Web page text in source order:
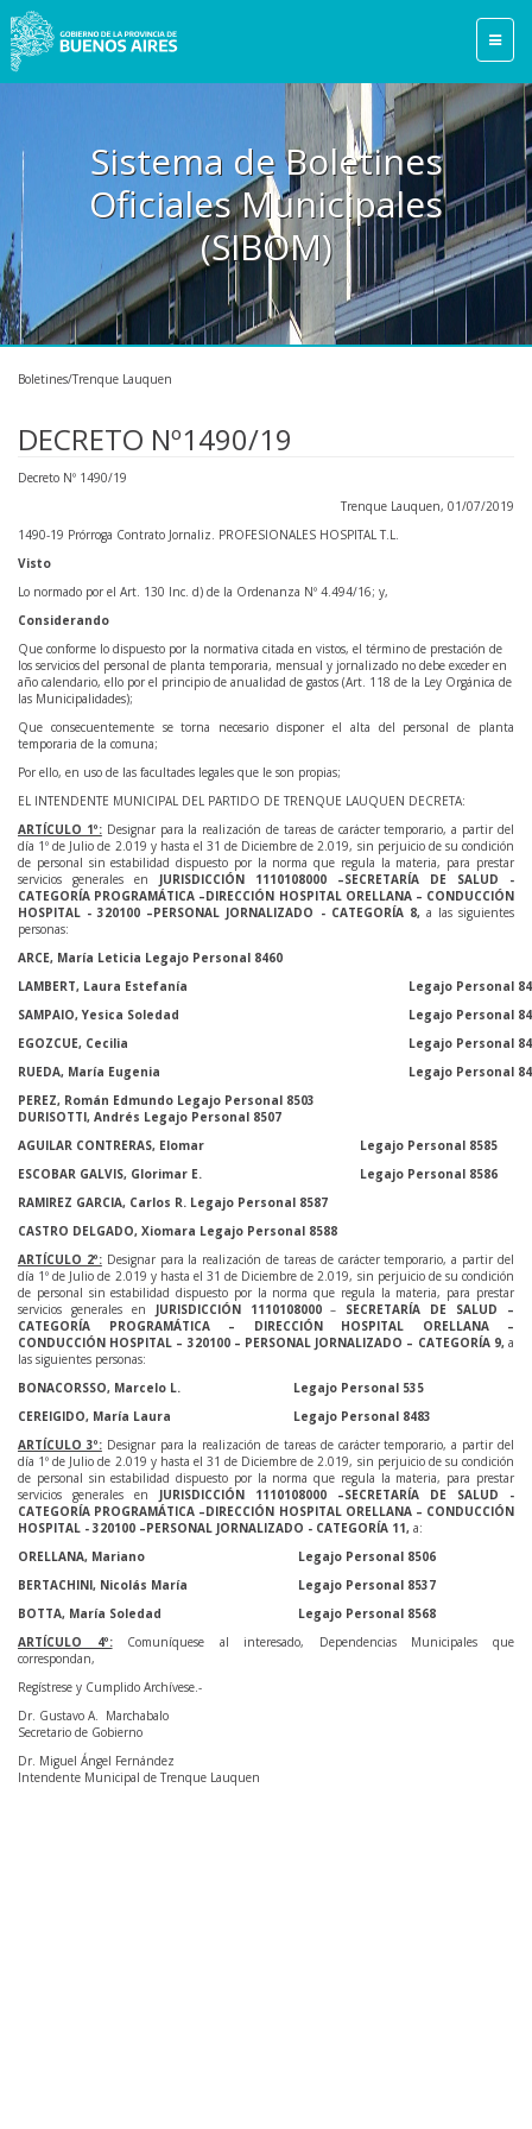
Sistema de Boletines
Oficiales Municipales
(SIBOM)
Boletines/Trenque Lauquen
DECRETO Nº1490/19
Decreto Nº 1490/19
Trenque Lauquen, 01/07/2019
1490-19 Prórroga Contrato Jornaliz. PROFESIONALES HOSPITAL T.L.
Visto
Lo normado por el Art. 130 Inc. d) de la Ordenanza Nº 4.494/16; y,
Considerando
Que conforme lo dispuesto por la normativa citada en vistos, el término de prestación de
los servicios del personal de planta temporaria, mensual y jornalizado no debe exceder en
año calendario, ello por el principio de anualidad de gastos (Art. 118 de la Ley Orgánica de
las Municipalidades);
Que consecuentemente se torna necesario disponer el alta del personal de planta
temporaria de la comuna;
Por ello, en uso de las facultades legales que le son propias;
EL INTENDENTE MUNICIPAL DEL PARTIDO DE TRENQUE LAUQUEN DECRETA:
ARTÍCULO 1º:Designar para la realización de tareas de carácter temporario, a partir del
día 1º de Julio de 2.019 y hasta el 31 de Diciembre de 2.019, sin perjuicio de su condición
de personal sin estabilidad dispuesto por la norma que regula la materia, para prestar
servicios generales en JURISDICCIÓN 1110108000 –SECRETARÍA DE SALUD -
CATEGORÍA PROGRAMÁTICA –DIRECCIÓN HOSPITAL ORELLANA – CONDUCCIÓN
HOSPITAL - 320100 –PERSONAL JORNALIZADO - CATEGORÍA 8,a las siguientes
personas:
ARCE, María Leticia Legajo Personal 8460
LAMBERT, Laura Estefanía
Legajo Personal
SAMPAIO, Yesica Soledad
Legajo Personal
EGOZCUE, Cecilia
Legajo Personal
RUEDA, María Eugenia
Legajo Personal
PEREZ, Román Edmundo Legajo Personal 8503
DURISOTTI, Andrés Legajo Personal 8507
AGUILAR CONTRERAS, Elomar
Legajo Personal 8585
ESCOBAR GALVIS, Glorimar E.
Legajo Personal 8586
RAMIREZ GARCIA, Carlos R. Legajo Personal 8587
CASTRO DELGADO, Xiomara Legajo Personal 8588
ARTÍCULO 2º:Designar para la realización de tareas de carácter temporario, a partir del
día 1º de Julio de 2.019 y hasta el 31 de Diciembre de 2.019, sin perjuicio de su condición
de personal sin estabilidad dispuesto por la norma que regula la materia, para prestar
servicios generales en JURISDICCIÓN 1110108000– SECRETARÍA DE SALUD –
CATEGORÍA PROGRAMÁTICA – DIRECCIÓN HOSPITAL ORELLANA –
CONDUCCIÓN HOSPITAL – 320100 – PERSONAL JORNALIZADO – CATEGORÍA 9, a
las siguientes personas:
BONACORSSO, Marcelo L.
Legajo Personal 535
CEREIGIDO, María Laura
Legajo Personal 8483
ARTÍCULO 3º:Designar para la realización de tareas de carácter temporario, a partir del
día 1º de Julio de 2.019 y hasta el 31 de Diciembre de 2.019, sin perjuicio de su condición
de personal sin estabilidad dispuesto por la norma que regula la materia, para prestar
servicios generales en JURISDICCIÓN 1110108000 –SECRETARÍA DE SALUD -
CATEGORÍA PROGRAMÁTICA –DIRECCIÓN HOSPITAL ORELLANA – CONDUCCIÓN
HOSPITAL - 320100 –PERSONAL JORNALIZADO - CATEGORÍA 11, a:
ORELLANA, Mariano
Legajo Personal 8506
BERTACHINI, Nicolás María
Legajo Personal 8537
BOTTA, María Soledad
Legajo Personal 8568
ARTÍCULO 4º:Comuníquese al interesado, Dependencias Municipales que
correspondan,
Regístrese y Cumplido Archívese.-
Dr. Gustavo A. Marchabalo
Secretario de Gobierno
Dr. Miguel Ángel Fernández
Intendente Municipal de Trenque Lauquen